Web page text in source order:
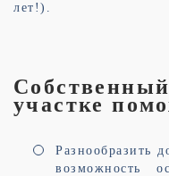
лет!).
участке
Разнообразить
возможность